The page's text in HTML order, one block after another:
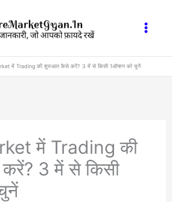
में Trading की शुरुआत कैसे करें? 3 में से किसी 1ऑप्शन को चुनें
में Trading की
3 में से किसी